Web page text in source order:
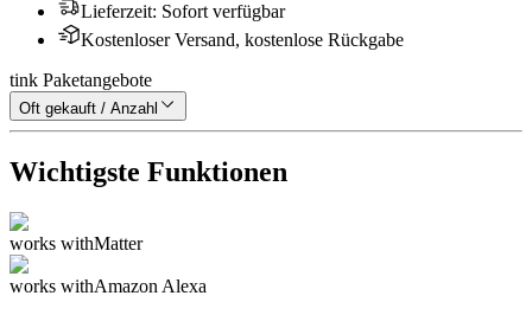
Lieferzeit: Sofort verfügbar
Kostenloser Versand, kostenlose Rückgabe
tink Paketangebote
Oft gekauft / Anzahl
Wichtigste Funktionen
works withMatter
works withAmazon Alexa